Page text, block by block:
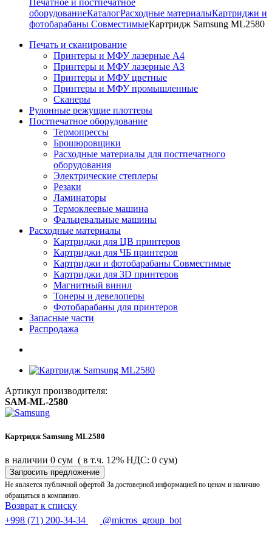
оборудованиеКаталогРасходные материалыКартриджи и
фотобарабаны СовместимыеКартридж Samsung ML2580
Печать и сканирование
Принтеры и МФУ лазерные А4
Принтеры и МФУ лазерные А3
Принтеры и МФУ цветные
Принтеры и МФУ промышленные
Сканеры
Рулонные режущие плоттеры
Постпечатное оборудование
Термопрессы
Брошюровщики
Расходные материалы для постпечатного
оборудования
Электрические степлеры
Резаки
Ламинаторы
Термоклеевые машина
Фальцевальные машины
Расходные материалы
Картриджи для ЦВ принтеров
Картриджи для ЧБ принтеров
Картриджи и фотобарабаны Совместимые
Картриджи для 3D принтеров
Магнитный винил
Тонеры и девелоперы
Фотобарабаны для принтеров
Запасные части
Распродажа
Артикул производителя:
SAM-ML-2580
Картридж Samsung ML2580
в наличии 0 сум ( в т.ч. 12% НДС: 0 сум)
Запросить предложение
Не является публичной офертой За достоверной информацией по ценам и наличию
обращаться в компанию.
Возврат к списку
+998 (71) 200-34-34
@micros_group_bot